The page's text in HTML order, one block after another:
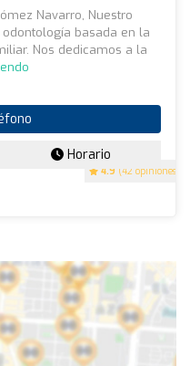
4.9 (42 opiniones)
Navarro, Nuestro
basada en la
Nos dedicamos a la
Horario